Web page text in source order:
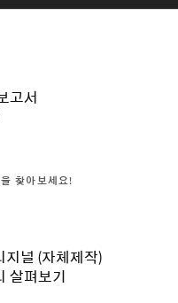
고서
찾아보세요!
지널 (자체제작)
살펴보기